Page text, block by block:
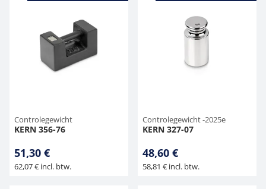
Controlegewicht
KERN 356-76
51,30 €
62,07 € incl. btw.
Controlegewicht -2025e
KERN 327-07
48,60 €
58,81 € incl. btw.